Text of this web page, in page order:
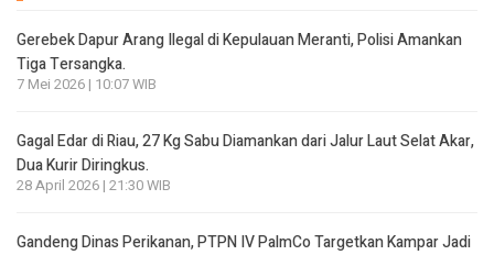
Gerebek Dapur Arang Ilegal di Kepulauan Meranti, Polisi Amankan
Tiga Tersangka.
7 Mei 2026 | 10:07 WIB
Gagal Edar di Riau, 27 Kg Sabu Diamankan dari Jalur Laut Selat Akar,
Dua Kurir Diringkus.
28 April 2026 | 21:30 WIB
Gandeng Dinas Perikanan, PTPN IV PalmCo Targetkan Kampar Jadi